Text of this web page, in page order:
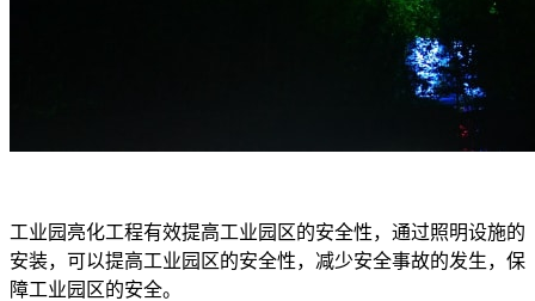
工业园亮化工程有效提高工业园区的安全性，通过照明设施的
安装，可以提高工业园区的安全性，减少安全事故的发生，保
障工业园区的安全。